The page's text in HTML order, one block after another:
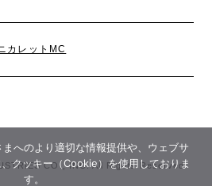
カレットMC
CO., INC. All Rights Reserved.
へのより適切な情報提供や、ウェブサ
クッキー（Cookie）を使用しておりま
す。